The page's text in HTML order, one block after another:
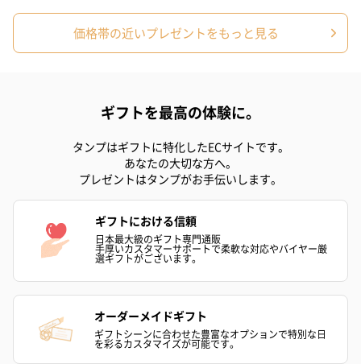
ゼリーバウム カット
（レモン＆紅茶）（432
麦わらパンダバウム
（バナナ味）（540円）
スキンケアグッズ
価格帯の近いプレゼントをもっと見る
ギフトを最高の体験に。
タンプはギフトに特化したECサイトです。
あなたの大切な方へ。
プレゼントはタンプがお手伝いします。
ギフトにおける信頼
日本最大級のギフト専門通販
手厚いカスタマーサポートで柔軟な対応やバイヤー厳
選ギフトがございます。
オーダーメイドギフト
ギフトシーンに合わせた豊富なオプションで特別な日
を彩るカスタマイズが可能です。